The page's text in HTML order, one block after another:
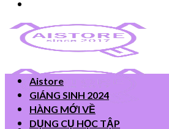
Aistore
GIÁNG SINH 2024
HÀNG MỚI VỀ
DỤNG CỤ HỌC TẬP